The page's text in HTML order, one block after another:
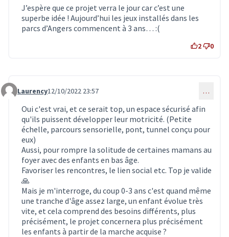
J’espère que ce projet verra le jour car c’est une
superbe idée ! Aujourd’hui les jeux installés dans les
parcs d’Angers commencent à 3 ans… :(
2 0
Commentaire 5871
Laurency12/10/2022 23:57 …
Oui c'est vrai, et ce serait top, un espace sécurisé afin
qu'ils puissent développer leur motricité. (Petite
échelle, parcours sensorielle, pont, tunnel conçu pour
eux)
Aussi, pour rompre la solitude de certaines mamans au
foyer avec des enfants en bas âge.
Favoriser les rencontres, le lien social etc. Top je valide
🙏
Mais je m'interroge, du coup 0-3 ans c'est quand même
une tranche d'âge assez large, un enfant évolue très
vite, et cela comprend des besoins différents, plus
précisément, le projet concernera plus précisément
les enfants à partir de la marche acquise ?